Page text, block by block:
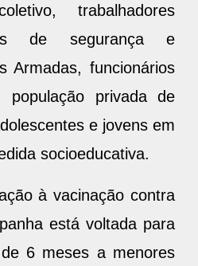
trabalhadores
de segurança e
Armadas, funcionários
população privada de
e jovens em
socioeducativa.
à vacinação contra
está voltada para
6 meses a menores